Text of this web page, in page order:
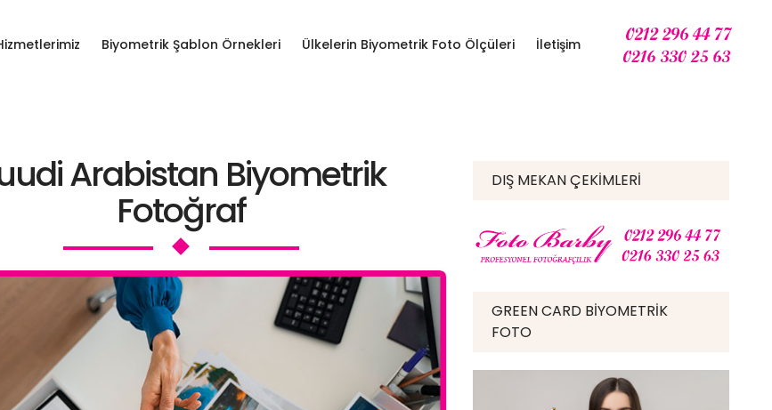
Biyometrik Şablon Örnekleri Ülkelerin Biyometrik Foto Ölçüleri İletişim
Arabistan Biyometrik
Fotoğraf
DIŞ MEKAN ÇEKIMLERI
GREEN CARD BIYOMETRIK
FOTO